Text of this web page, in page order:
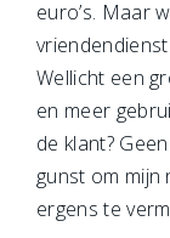
euro’s. Maar
Wellicht een
en meer
de klant?
gunst om mijn
ergens te